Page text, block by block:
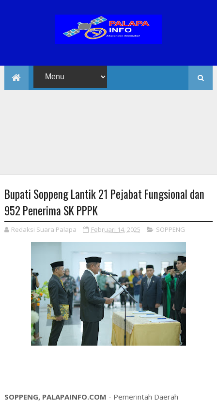
Bupati Soppeng Lantik 21 Pejabat Fungsional dan
952 Penerima SK PPPK
Redaksi Suara Palapa Februari 14, 2025 SOPPENG
SOPPENG, PALAPAINFO.COM - Pemerintah Daerah